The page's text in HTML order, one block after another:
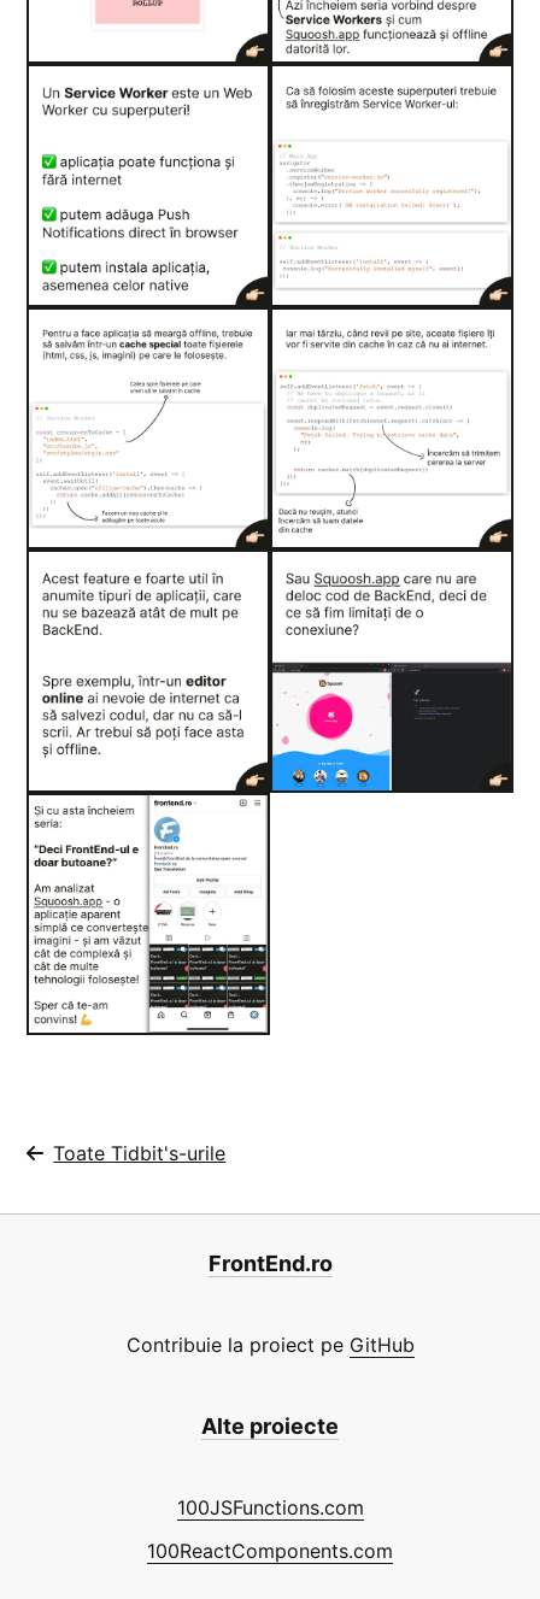
Toate Tidbit's-urile
FrontEnd.ro
Contribuie la proiect pe GitHub
Alte proiecte
100JSFunctions.com
100ReactComponents.com